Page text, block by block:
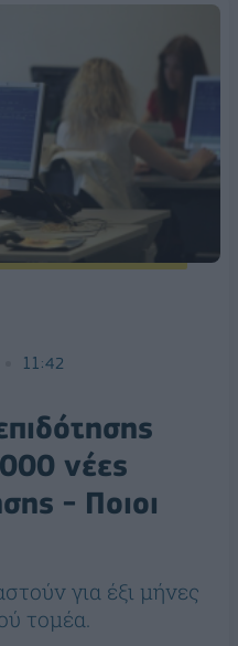
11:42
νέες
- Ποιοι
για έξι μήνες
τομέα.